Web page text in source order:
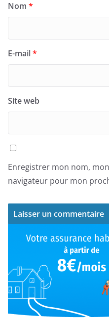
Nom *
E-mail*
Site web
Enregistrer mon nom,
navigateur pour mon